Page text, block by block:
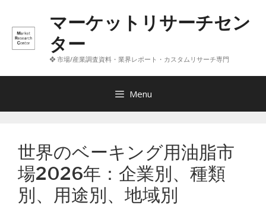
へ
マーケットリサーチセン
ター
❖ 市場/産業調査資料・業界レポート・カスタムリサーチ専門
Menu
世界のベーキング用油脂市
場2026年：企業別、種類
別、用途別、地域別